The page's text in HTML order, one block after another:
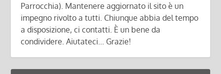
Parrocchia). Mantenere aggiornato il sito è un
impegno rivolto a tutti. Chiunque abbia del tempo
a disposizione, ci contatti. È un bene da
condividere. Aiutateci... Grazie!